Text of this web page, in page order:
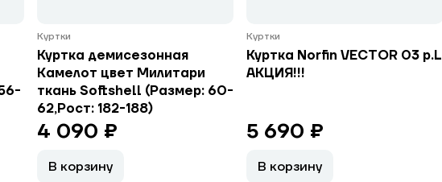
Куртки
Куртка демисезонная
Камелот цвет Милитари
ткань Softshell (Размер: 60-
62,Рост: 182-188)
4 090 ₽
В корзину
Куртки
Куртка Norfin VECTOR 03 р.L
АКЦИЯ!!!
5 690 ₽
В корзину